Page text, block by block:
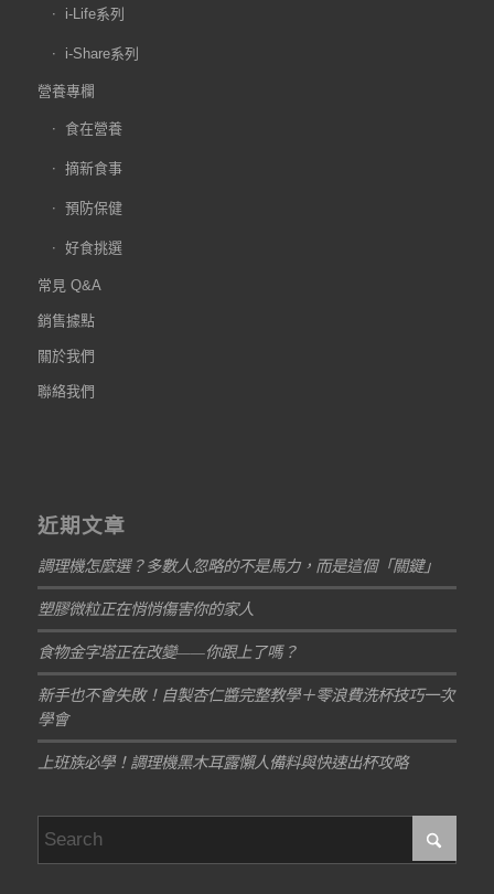
i-Life系列
i-Share系列
營養專欄
食在營養
摘新食事
預防保健
好食挑選
常見 Q&A
銷售據點
關於我們
聯絡我們
近期文章
調理機怎麼選？多數人忽略的不是馬力，而是這個「關鍵」
塑膠微粒正在悄悄傷害你的家人
食物金字塔正在改變——你跟上了嗎？
新手也不會失敗！自製杏仁醬完整教學＋零浪費洗杯技巧一次
學會
上班族必學！調理機黑木耳露懶人備料與快速出杯攻略